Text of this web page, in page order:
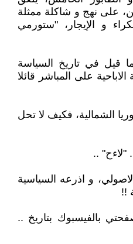
على نهج و شاكلة ممثلة
و الإيجار، "ستورمي
قيل في تاريخ السياسة
على المباشر قائلا
الشمالية، فكيف لا تحل
..
و اذرعه السياسية
!!
بالفيسبوك بتاريخ ..